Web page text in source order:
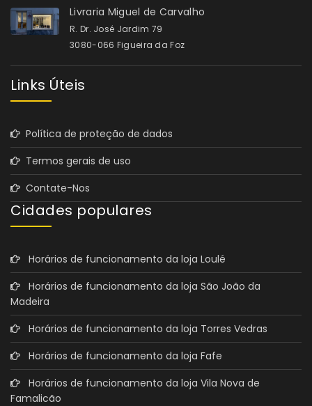
Livraria Miguel de Carvalho
R. Dr. José Jardim 79
3080-066 Figueira da Foz
Links Úteis
Política de proteção de dados
Termos gerais de uso
Contate-Nos
Cidades populares
Horários de funcionamento da loja Loulé
Horários de funcionamento da loja São João da
Madeira
Horários de funcionamento da loja Torres Vedras
Horários de funcionamento da loja Fafe
Horários de funcionamento da loja Vila Nova de
Famalicão